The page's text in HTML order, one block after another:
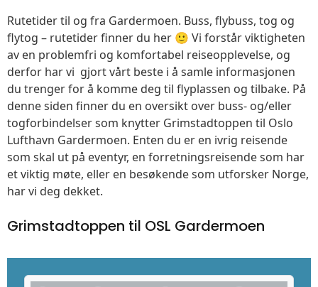
Rutetider til og fra Gardermoen. Buss, flybuss, tog og
flytog – rutetider finner du her 🙂 Vi forstår viktigheten
av en problemfri og komfortabel reiseopplevelse, og
derfor har vi gjort vårt beste i å samle informasjonen
du trenger for å komme deg til flyplassen og tilbake. På
denne siden finner du en oversikt over buss- og/eller
togforbindelser som knytter Grimstadtoppen til Oslo
Lufthavn Gardermoen. Enten du er en ivrig reisende
som skal ut på eventyr, en forretningsreisende som har
et viktig møte, eller en besøkende som utforsker Norge,
har vi deg dekket.
Grimstadtoppen til OSL Gardermoen